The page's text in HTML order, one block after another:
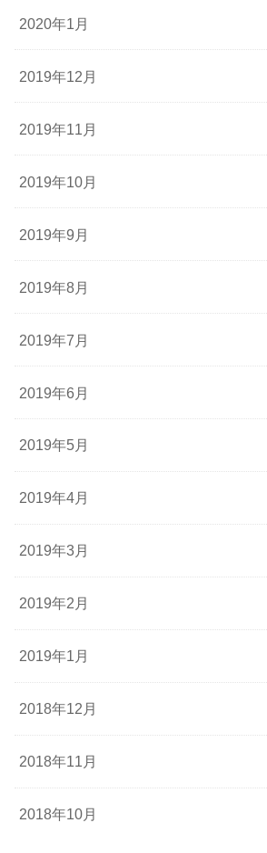
2020年1月
2019年12月
2019年11月
2019年10月
2019年9月
2019年8月
2019年7月
2019年6月
2019年5月
2019年4月
2019年3月
2019年2月
2019年1月
2018年12月
2018年11月
2018年10月